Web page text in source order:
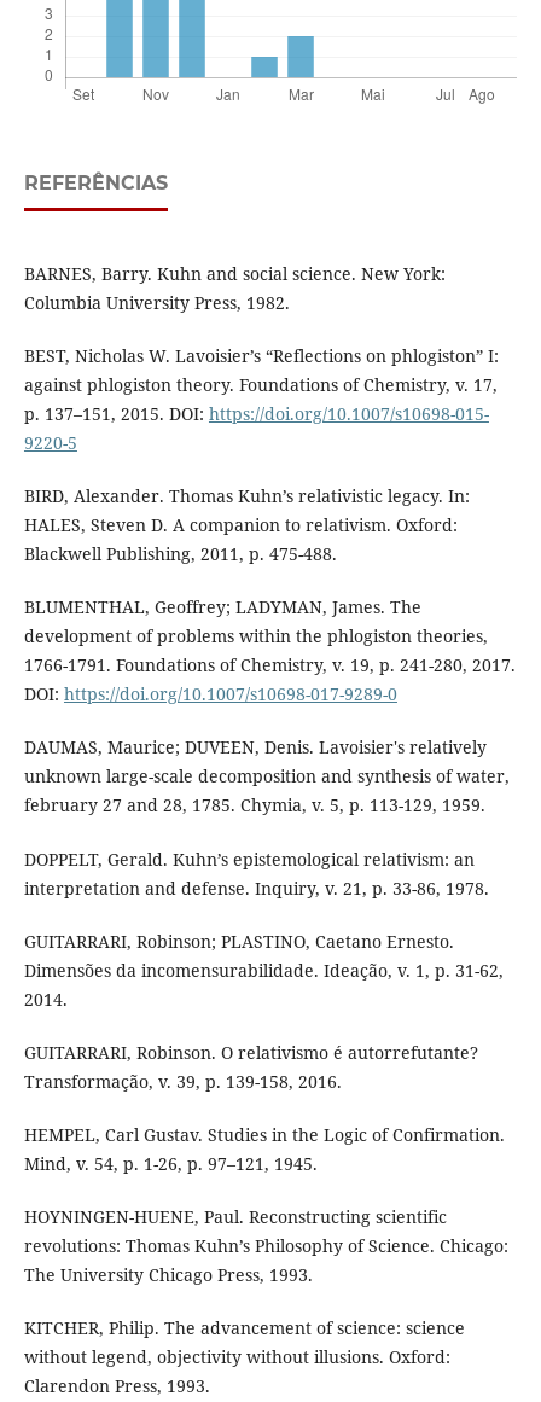
REFERÊNCIAS
BARNES, Barry. Kuhn and social science. New York:
Columbia University Press, 1982.
BEST, Nicholas W. Lavoisier’s “Reflections on phlogiston” I:
against phlogiston theory. Foundations of Chemistry, v. 17,
p. 137–151, 2015. DOI: https://doi.org/10.1007/s10698-015-
9220-5
BIRD, Alexander. Thomas Kuhn’s relativistic legacy. In:
HALES, Steven D. A companion to relativism. Oxford:
Blackwell Publishing, 2011, p. 475-488.
BLUMENTHAL, Geoffrey; LADYMAN, James. The
development of problems within the phlogiston theories,
1766-1791. Foundations of Chemistry, v. 19, p. 241-280, 2017.
DOI: https://doi.org/10.1007/s10698-017-9289-0
DAUMAS, Maurice; DUVEEN, Denis. Lavoisier's relatively
unknown large-scale decomposition and synthesis of water,
february 27 and 28, 1785. Chymia, v. 5, p. 113-129, 1959.
DOPPELT, Gerald. Kuhn’s epistemological relativism: an
interpretation and defense. Inquiry, v. 21, p. 33-86, 1978.
GUITARRARI, Robinson; PLASTINO, Caetano Ernesto.
Dimensões da incomensurabilidade. Ideação, v. 1, p. 31-62,
2014.
GUITARRARI, Robinson. O relativismo é autorrefutante?
Transformação, v. 39, p. 139-158, 2016.
HEMPEL, Carl Gustav. Studies in the Logic of Confirmation.
Mind, v. 54, p. 1-26, p. 97–121, 1945.
HOYNINGEN-HUENE, Paul. Reconstructing scientific
revolutions: Thomas Kuhn’s Philosophy of Science. Chicago:
The University Chicago Press, 1993.
KITCHER, Philip. The advancement of science: science
without legend, objectivity without illusions. Oxford:
Clarendon Press, 1993.